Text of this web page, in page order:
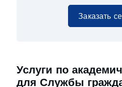
Заказать
Услуги по
для Службы